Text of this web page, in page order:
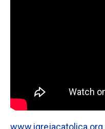
www.igrejacatolica.org